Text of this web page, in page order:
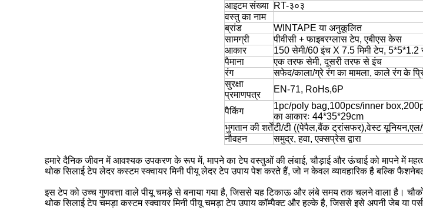
आइटम संख्या RT-३०३
वस्तु का नाम
ब्रांड
WINTAPE या अनुकूलित
सामग्री
पीवीसी + फाइबरग्लास टेप, एबीएस केस
आकार
150 सेमी/60 इंच X 7.5 मिमी टेप,
पैमाना
एक तरफ सेमी, दूसरी तरफ से इंच
रंग
सफेद/काला/ग्रे रंग का मामला, काले रंग के
सुरक्षा
प्रमाणपत्र
EN-71, RoHs,6P
पैकिंग
1pc/poly bag,100pcs/inner
का आकारः 44*35*29cm
भुगतान की शर्तेंटी/टी ((पेपैल,बैंक ट्रांसफर),वेस्ट
नौवहन
समुद्र, हवा, एक्सप्रेस द्वारा
हमारे दैनिक जीवन में आवश्यक उपकरण के रूप में, मापने का टेप वस्तुओं की लंबाई, चौड़ाई और ऊंचाई को मापने में
थोक सिलाई टेप लेदर कस्टम स्क्वायर मिनी पीयू लेदर टेप उपाय पेश करते हैं, जो न केवल व्यावहारिक है बल्कि
इस टेप को उच्च गुणवत्ता वाले पीयू चमड़े से बनाया गया है, जिससे यह टिकाऊ और लंबे समय तक चलने वाला है।
थोक सिलाई टेप चमड़ा कस्टम स्क्वायर मिनी पीयू चमड़ा टेप उपाय कॉम्पैक्ट और हल्के है, जिससे इसे अपनी जेब या